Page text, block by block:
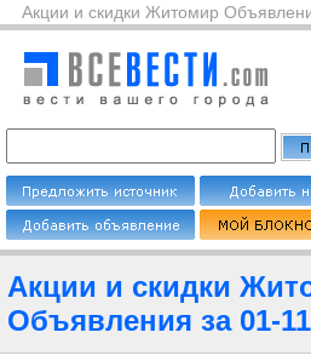
Акции и скидки Житомир
Акции и скидки
Объявления за 01-